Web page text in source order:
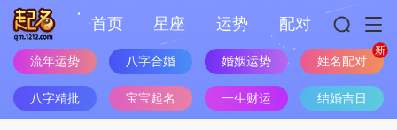
首页 星座 运势 配对
流年运势 八字合婚 婚姻运势 姓名配对
八字精批 宝宝起名 一生财运 结婚吉日